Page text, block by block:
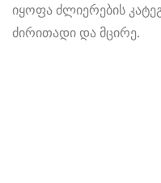
იყოფა ძლიერების
ძირითადი და მცირე.